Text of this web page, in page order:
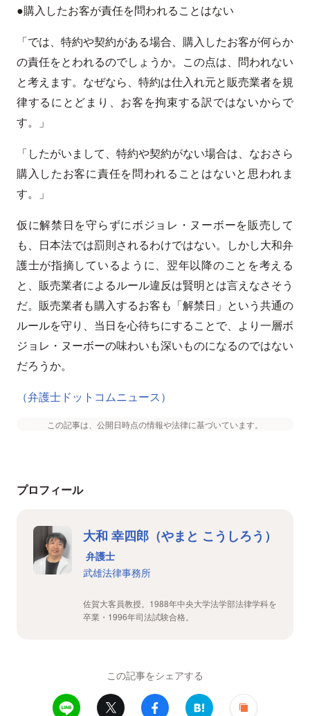
●購入したお客が責任を問われることはない
「では、特約や契約がある場合、購入したお客が何らか
の責任をとわれるのでしょうか。この点は、問われない
と考えます。なぜなら、特約は仕入れ元と販売業者を規
律するにとどまり、お客を拘束する訳ではないからで
す。」
「したがいまして、特約や契約がない場合は、なおさら
購入したお客に責任を問われることはないと思われま
す。」
仮に解禁日を守らずにボジョレ・ヌーボーを販売して
も、日本法では罰則されるわけではない。しかし大和弁
護士が指摘しているように、翌年以降のことを考える
と、販売業者によるルール違反は賢明とは言えなさそう
だ。販売業者も購入するお客も「解禁日」という共通の
ルールを守り、当日を心待ちにすることで、より一層ボ
ジョレ・ヌーボーの味わいも深いものになるのではない
だろうか。
（弁護士ドットコムニュース）
この記事は、公開日時点の情報や法律に基づいています。
プロフィール
大和 幸四郎（やまと こうしろう）
弁護士
武雄法律事務所
佐賀大客員教授。1988年中央大学法学部法律学科を
卒業・1996年司法試験合格。
この記事をシェアする